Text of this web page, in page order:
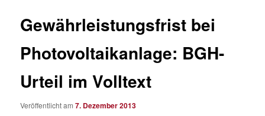
Gewährleistungsfrist bei
Photovoltaikanlage: BGH-
Urteil im Volltext
Veröffentlicht am7. Dezember 2013